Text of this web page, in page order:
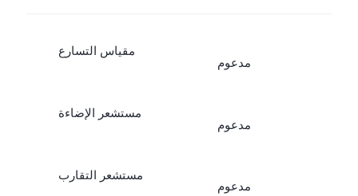
مقياس التسارع
مدعوم
مستشعر الإضاءة
مدعوم
مستشعر التقارب
مدعوم